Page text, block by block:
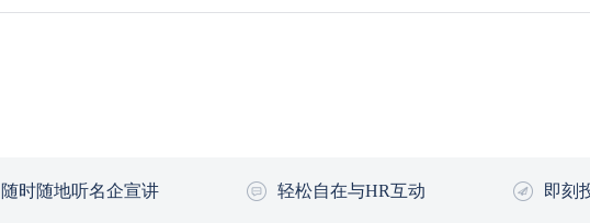
随时随地听名企宣讲 轻松自在与HR互动 即刻